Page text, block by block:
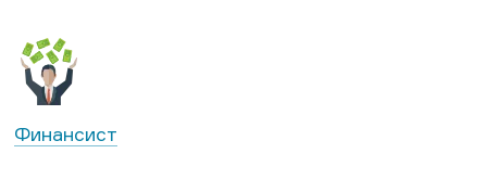
Финансист